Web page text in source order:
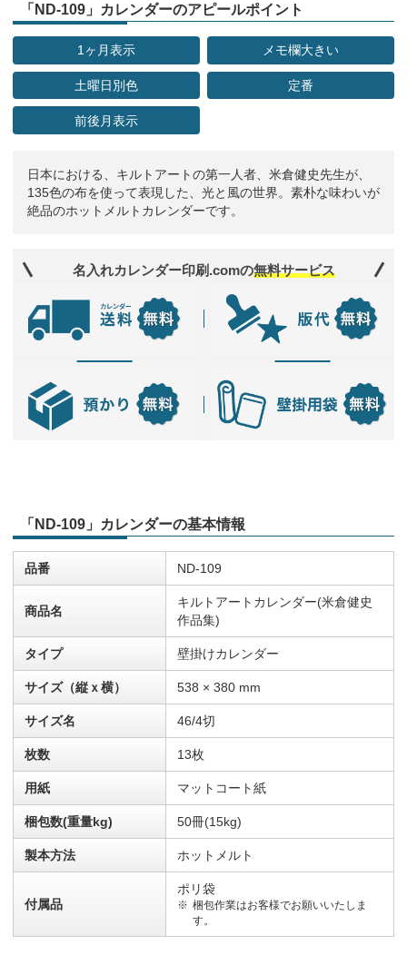
「ND-109」カレンダーのアピールポイント
1ヶ月表示 メモ欄大きい
土曜日別色 定番
前後月表示
日本における、キルトアートの第一人者、米倉健史先生が、
135色の布を使って表現した、光と風の世界。素朴な味わいが
絶品のホットメルトカレンダーです。
名入れカレンダー印刷.comの無料サービス
「ND-109」カレンダーの基本情報
品番 ND-109
商品名
キルトアートカレンダー(米倉健史
作品集)
タイプ 壁掛けカレンダー
サイズ（縦ｘ横） 538 × 380 mm
サイズ名 46/4切
枚数 13枚
用紙 マットコート紙
梱包数(重量kg) 50冊(15kg)
製本方法 ホットメルト
付属品
ポリ袋
梱包作業はお客様でお願いいたしま
す。